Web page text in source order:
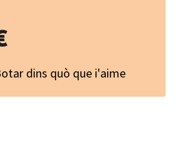
dins quò que i'aime